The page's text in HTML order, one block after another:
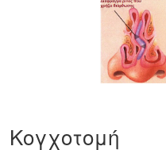
Κογχοτομή